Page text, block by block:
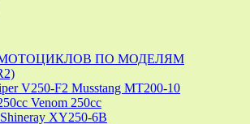
ПО МОДЕЛЯМ
V250-F2 Musstang MT200-10
Venom 250cc
XY250-6B